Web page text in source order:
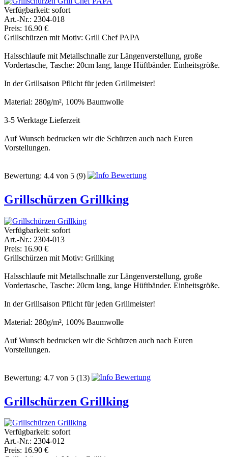
Verfügbarkeit: sofort
Art.-Nr.: 2304-018
Preis: 16.90 €
Grillschürzen mit Motiv: Grill Chef PAPA
Halsschlaufe mit Metallschnalle zur Längenverstellung, große
Vordertasche, Tasche: 20cm lang, lange Hüftbänder. Einheitsgröße.
In der Grillsaison Pflicht für jeden Grillmeister!
Material: 280g/m², 100% Baumwolle
3-5 Werktage Lieferzeit
Auf Wunsch bedrucken wir die Schürzen auch nach Euren
Vorstellungen.
Bewertung: 4.4 von 5 (9)
Grillschürzen Grillking
Verfügbarkeit: sofort
Art.-Nr.: 2304-013
Preis: 16.90 €
Grillschürzen mit Motiv: Grillking
Halsschlaufe mit Metallschnalle zur Längenverstellung, große
Vordertasche, Tasche: 20cm lang, lange Hüftbänder. Einheitsgröße.
In der Grillsaison Pflicht für jeden Grillmeister!
Material: 280g/m², 100% Baumwolle
Auf Wunsch bedrucken wir die Schürzen auch nach Euren
Vorstellungen.
Bewertung: 4.7 von 5 (13)
Grillschürzen Grillking
Verfügbarkeit: sofort
Art.-Nr.: 2304-012
Preis: 16.90 €